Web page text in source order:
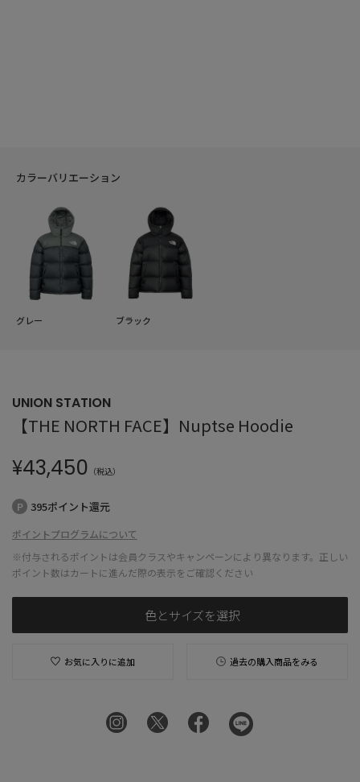
カラーバリエーション
グレー ブラック
UNION STATION
【THE NORTH FACE】Nuptse Hoodie
¥43,450 （税込）
395ポイント還元
ポイントプログラムについて
※付与されるポイントは会員クラスやキャンペーンにより異なります。正しい
ポイント数はカートに進んだ際の表示をご確認ください
色とサイズを選択
お気に入りに追加 過去の購入商品をみる